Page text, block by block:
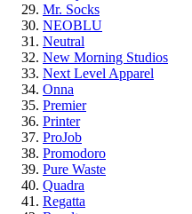
Mr. Socks
NEOBLU
Neutral
New Morning Studios
Next Level Apparel
Onna
Premier
Printer
ProJob
Promodoro
Pure Waste
Quadra
Regatta